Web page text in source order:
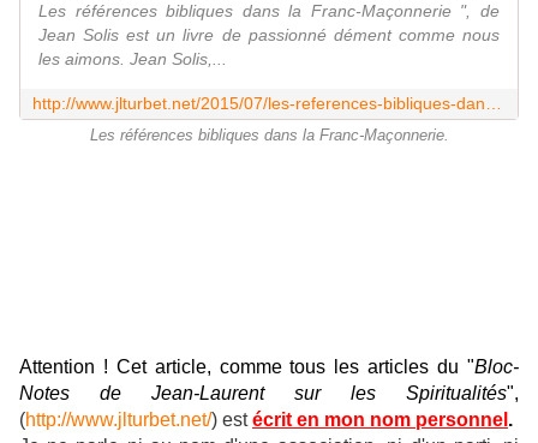
Les références bibliques dans la Franc-Maçonnerie ", de
Jean Solis est un livre de passionné dément comme nous
les aimons. Jean Solis,...
Les références bibliques dans la Franc-Maçonnerie.
Attention ! Cet article, comme tous les articles du "Bloc-
Notes de Jean-Laurent sur les Spiritualités",
(http://www.jlturbet.net/) estécrit en mon nom personnel .